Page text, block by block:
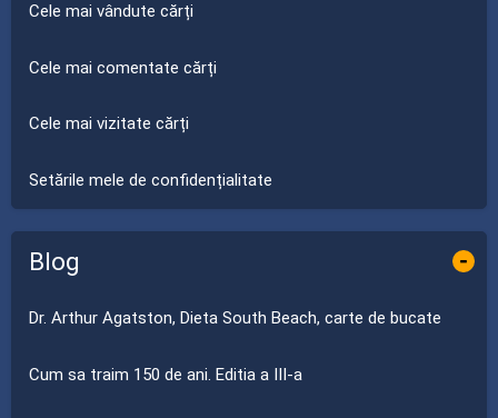
Cele mai vândute cărți
Cele mai comentate cărți
Cele mai vizitate cărți
Setările mele de confidențialitate
Blog -
Dr. Arthur Agatston, Dieta South Beach, carte de bucate
Cum sa traim 150 de ani. Editia a III-a